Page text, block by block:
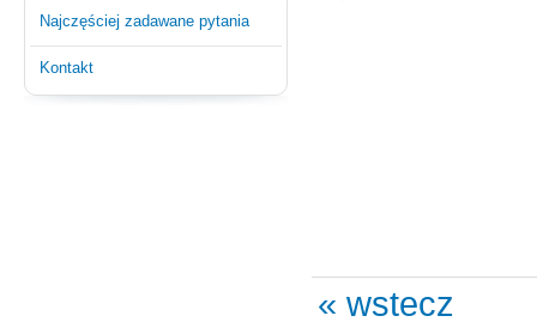
Najczęściej zadawane pytania
Kontakt
« wstecz